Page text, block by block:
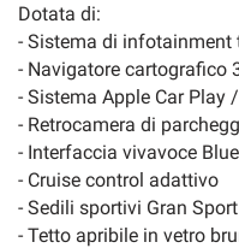
Front parking sensors
Navigation system
Streaming musicale
Sunroof
Dotata di:
- Sistema di infotainment
- Navigatore cartografico
- Sistema Apple Car Play
- Retrocamera di
- Interfaccia vivavoce
- Cruise control adattivo
- Sedili sportivi Gran
- Tetto apribile in vetro